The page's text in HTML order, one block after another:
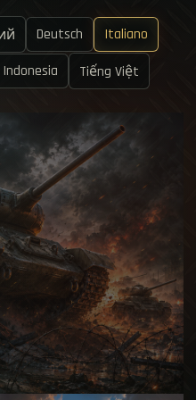
Deutsch
Italiano
Indonesia Tiếng Việt